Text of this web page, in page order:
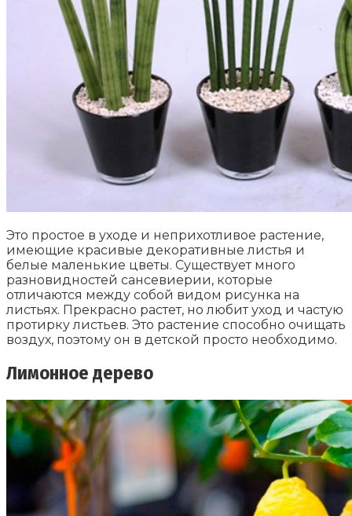
Это простое в уходе и неприхотливое растение,
имеющие красивые декоративные листья и
белые маленькие цветы. Существует много
разновидностей сансевиерии, которые
отличаются между собой видом рисунка на
листьях. Прекрасно растет, но любит уход и частую
протирку листьев. Это растение способно очищать
воздух, поэтому он в детской просто необходимо.
Лимонное дерево